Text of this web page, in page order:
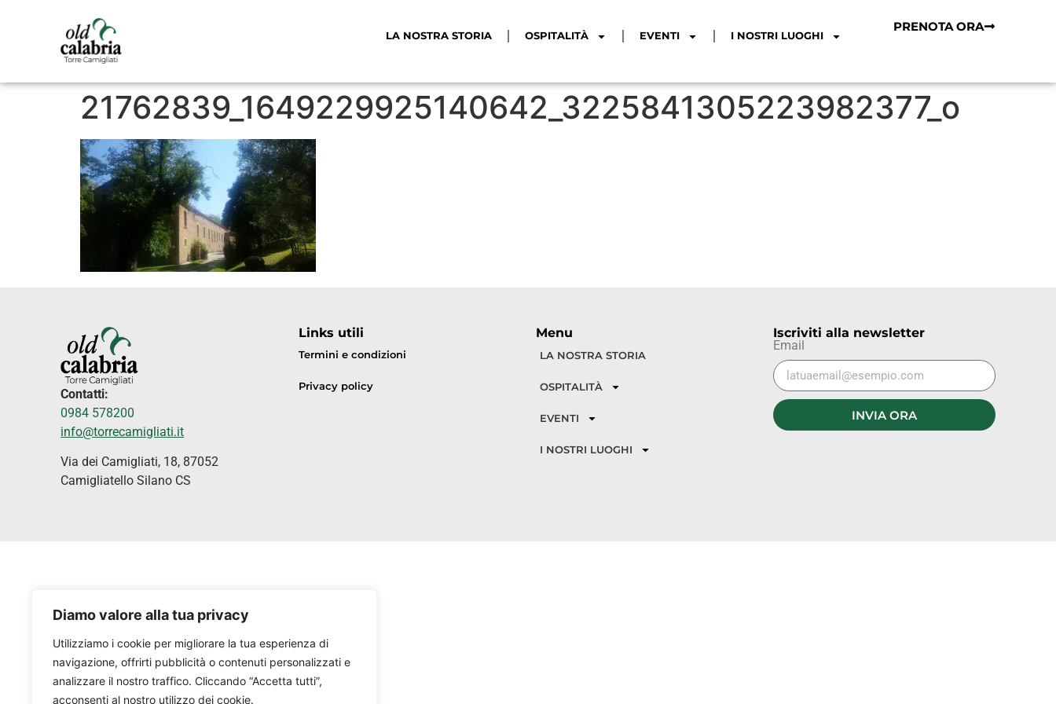
Diamo valore alla tua privacy
Utilizziamo i cookie per migliorare la tua esperienza di
navigazione, offrirti pubblicità o contenuti personalizzati e
analizzare il nostro traffico. Cliccando “Accetta tutti”,
acconsenti al nostro utilizzo dei cookie.
LA NOSTRA STORIA OSPITALITÀ EVENTI I NOSTRI LUOGHI
PRENOTA ORA
21762839_1649229925140642_3225841305223982377_o
Contatti:
0984 578200
info@torrecamigliati.it
Via dei Camigliati, 18, 87052
Camigliatello Silano CS
Links utili
Termini e condizioni
Privacy policy
Menu
LA NOSTRA STORIA
OSPITALITÀ
EVENTI
I NOSTRI LUOGHI
Iscriviti alla newsletter
Email
INVIA ORA